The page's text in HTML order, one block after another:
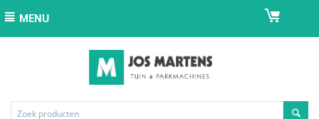
MENU